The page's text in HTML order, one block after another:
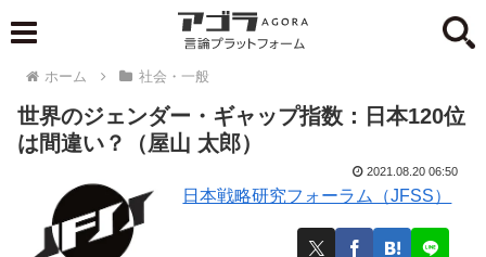
ホーム 社会・一般
世界のジェンダー・ギャップ指数：日本120位
は間違い？（屋山 太郎）
日本戦略研究フォーラム（JFSS）
2021.08.20 06:50